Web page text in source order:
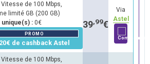
Vitesse de 100 Mbps,
limité GB (200 GB)
unique(s) : 0€
PROMO
20€ de cashback Astel
39,99€
Via
Astel
Vitesse de 100 Mbps,